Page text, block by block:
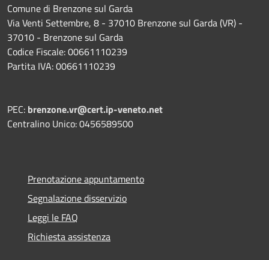
Comune di Brenzone sul Garda
Via Venti Settembre, 8 - 37010 Brenzone sul Garda (VR) -
37010 - Brenzone sul Garda
Codice Fiscale: 00661110239
Partita IVA: 00661110239
PEC: brenzone.vr@cert.ip-veneto.net
Centralino Unico: 0456589500
Prenotazione appuntamento
Segnalazione disservizio
Leggi le FAQ
Richiesta assistenza